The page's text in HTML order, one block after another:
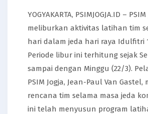
YOGYAKARTA, PSIMJOGJA.ID –
meliburkan aktivitas latihan tim
hari dalam jeda hari raya Idulfitri
Periode libur ini terhitung sejak
sampai dengan Minggu (22/3).
PSIM Jogja, Jean-Paul Van Gastel,
rencana tim selama masa jeda
ini telah menyusun program